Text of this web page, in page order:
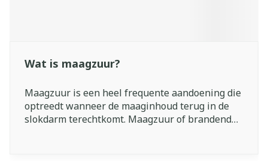
Wat is maagzuur?
Maagzuur is een heel frequente aandoening die
optreedt wanneer de maaginhoud terug in de
slokdarm terechtkomt. Maagzuur of brandend